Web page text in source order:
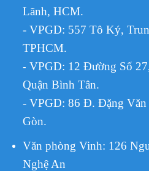
Lãnh, HCM.
- VPGD: 557 Tô Ký,
TPHCM.
- VPGD: 12 Đường Số
Quận Bình Tân.
- VPGD: 86 Đ. Đặng Văn
Gòn.
Văn phòng Vinh: 126
Nghệ An